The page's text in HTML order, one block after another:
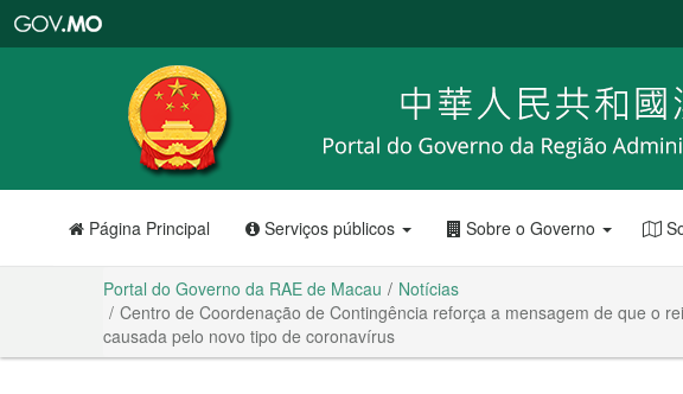
RAE
de
Macau
Página Principal Serviços públicos Sobre o Governo
Portal do Governo da RAE de Macau
Notícias
Centro de Coordenação de Contingência reforça a mensagem de que o
causada pelo novo tipo de coronavírus